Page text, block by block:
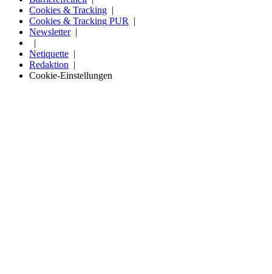
Cookies & Tracking
Cookies & Tracking PUR
Newsletter
Netiquette
Redaktion
Cookie-Einstellungen